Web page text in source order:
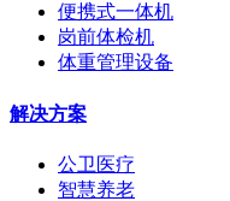
便携式一体机
岗前体检机
体重管理设备
解决方案
公卫医疗
智慧养老